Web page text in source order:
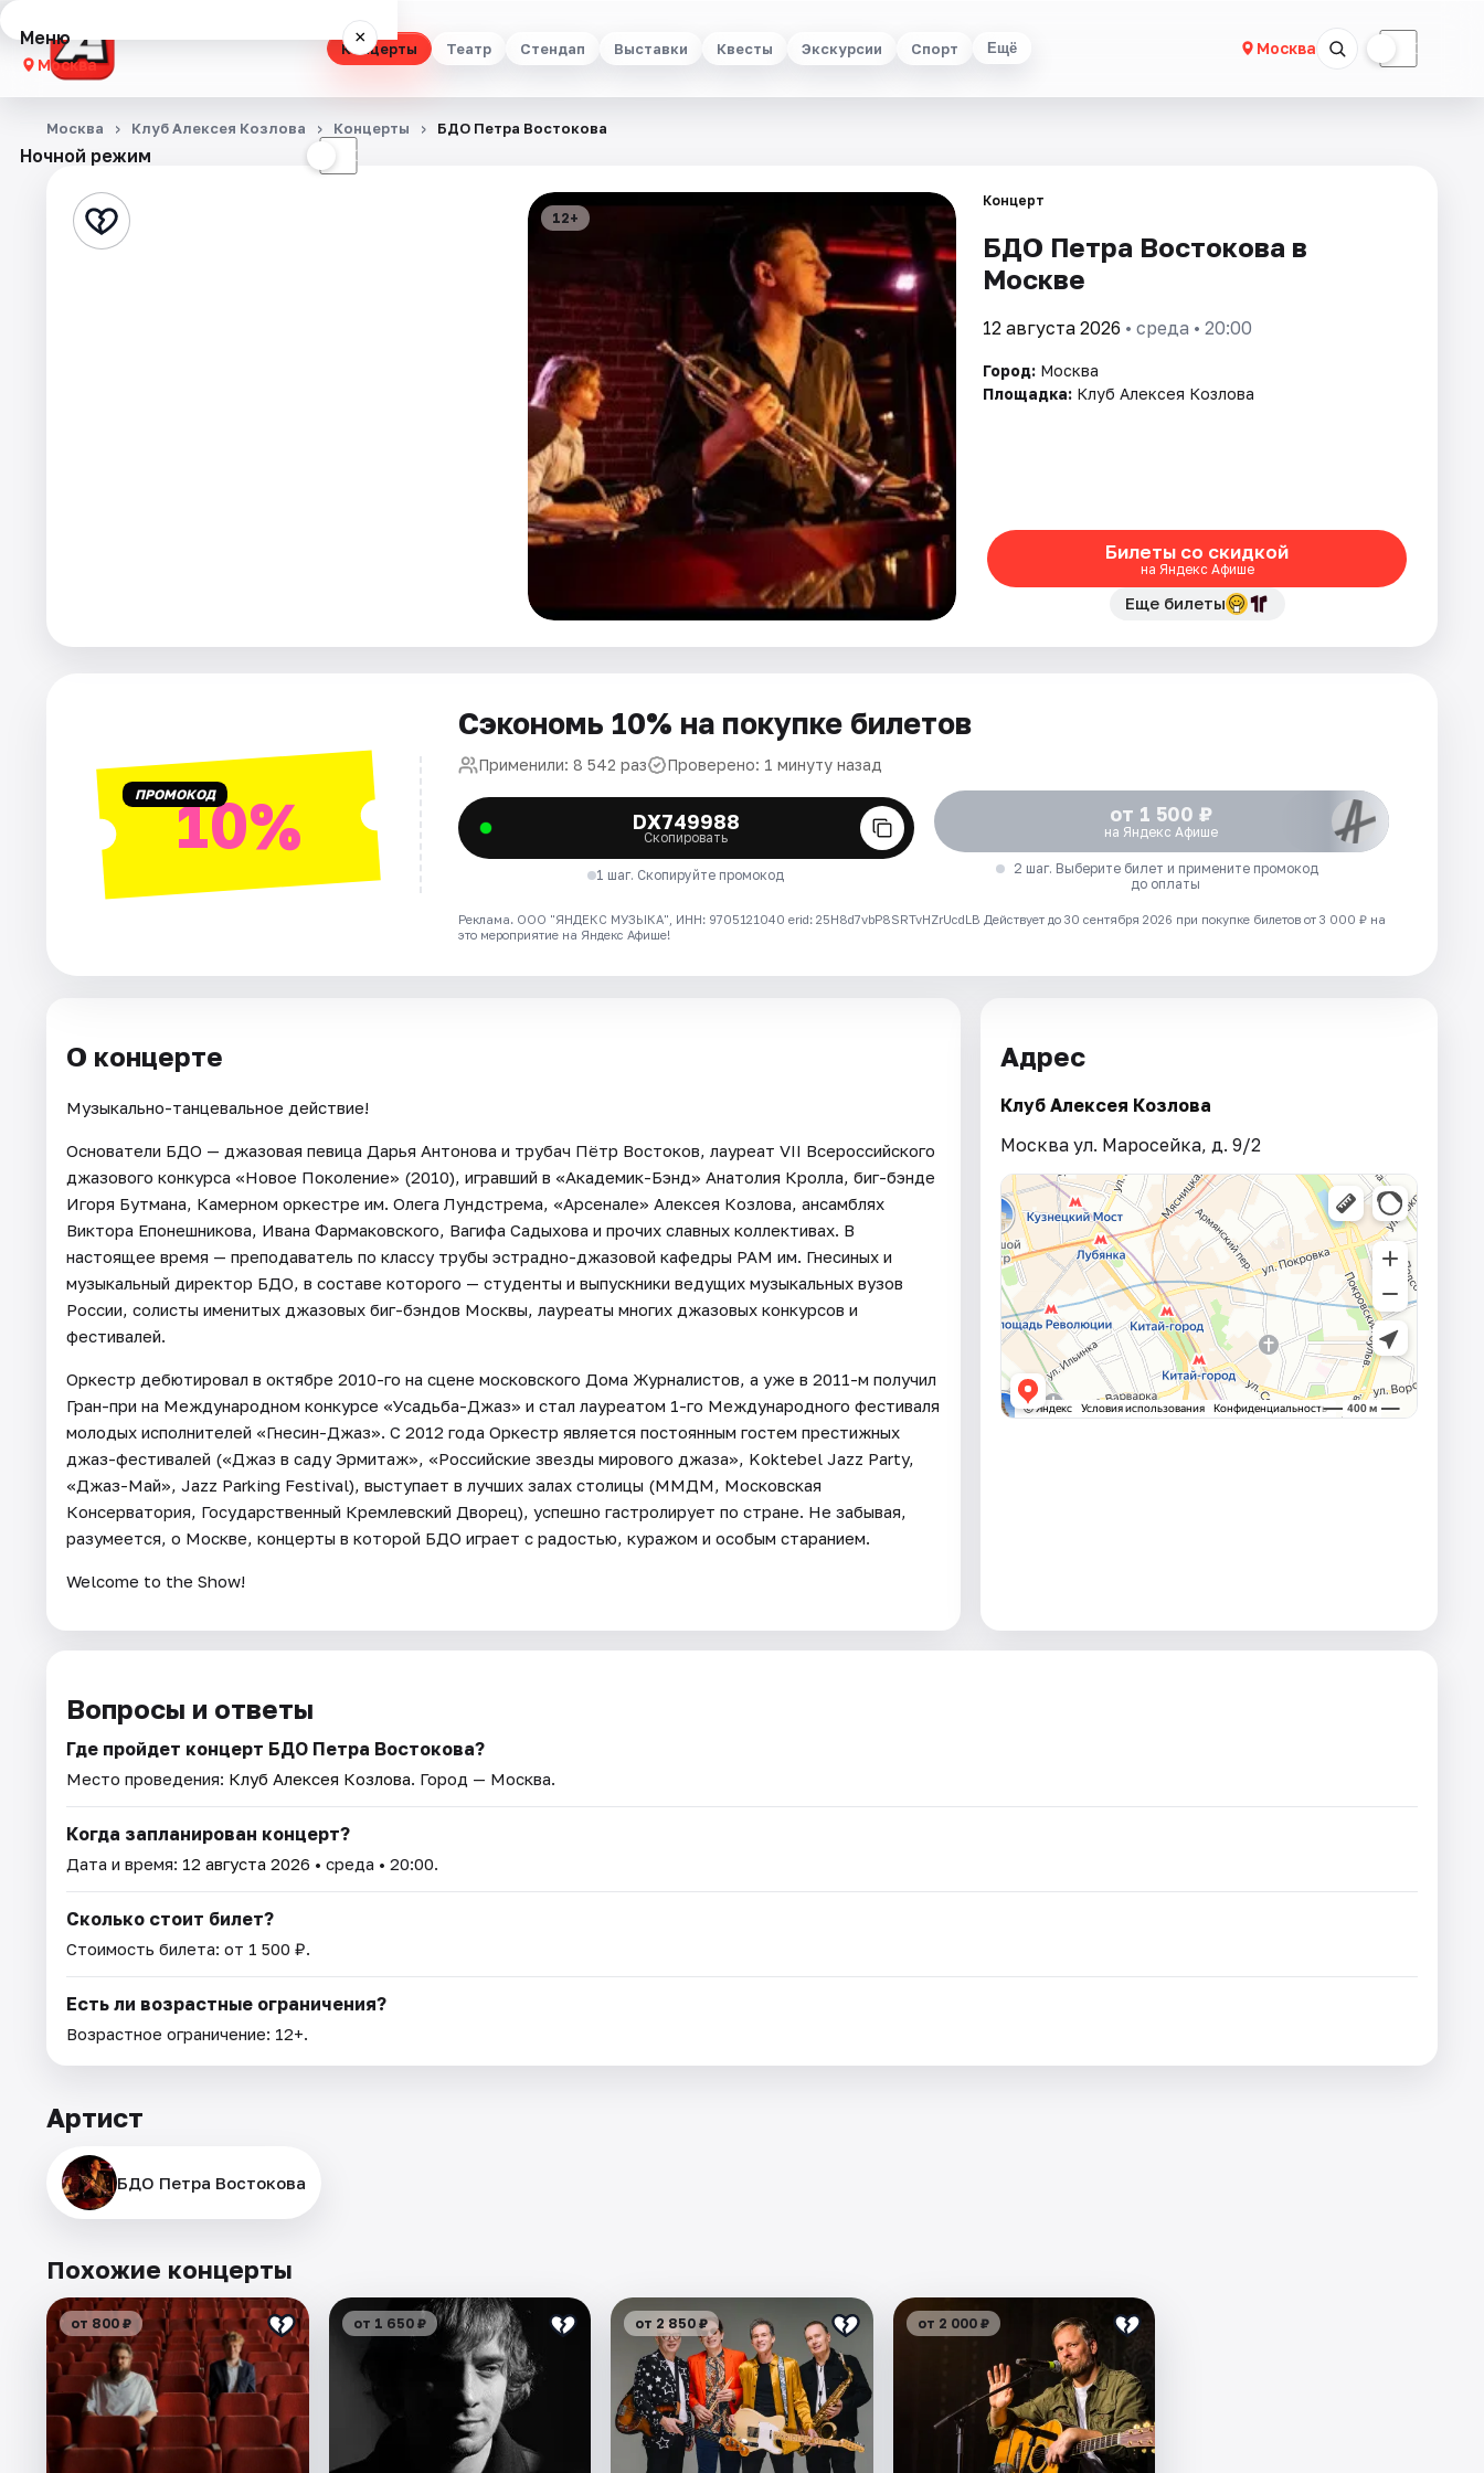
Концерты Театр Стендап Выставки Квесты Экскурсии Спорт Ещё Москва ☾
Меню ×
Москва
Концерты
Стендап
Ночной режим ☾
Москва Клуб Алексея Козлова Концерты БДО Петра Востокова
12+
Концерт
БДО Петра Востокова в
Москве
12 августа 2026 • среда • 20:00
Город: Москва
Площадка: Клуб Алексея Козлова
Билеты со скидкой
на Яндекс Афише
Еще билеты
ПРОМОКОД10%
Сэкономь 10% на покупке билетов
Применили: 8 542 раз Проверено: 1 минуту назад
DX749988
Скопировать
1 шаг. Скопируйте промокод
от 1 500 ₽
на Яндекс Афише
2 шаг. Выберите билет и примените промокод
до оплаты
Реклама. ООО "ЯНДЕКС МУЗЫКА", ИНН: 9705121040 erid: 25H8d7vbP8SRTvHZrUcdLB Действует до 30 сентября 2026 при покупке билетов от 3 000 ₽ на
это мероприятие на Яндекс Афише!
О концерте
Музыкально-танцевальное действие!
Основатели БДО — джазовая певица Дарья Антонова и трубач Пётр Востоков, лауреат VII Всероссийского
джазового конкурса «Новое Поколение» (2010), игравший в «Академик-Бэнд» Анатолия Кролла, биг-бэнде
Игоря Бутмана, Камерном оркестре им. Олега Лундстрема, «Арсенале» Алексея Козлова, ансамблях
Виктора Епонешникова, Ивана Фармаковского, Вагифа Садыхова и прочих славных коллективах. В
настоящее время — преподаватель по классу трубы эстрадно-джазовой кафедры РАМ им. Гнесиных и
музыкальный директор БДО, в составе которого — студенты и выпускники ведущих музыкальных вузов
России, солисты именитых джазовых биг-бэндов Москвы, лауреаты многих джазовых конкурсов и
фестивалей.
Оркестр дебютировал в октябре 2010-го на сцене московского Дома Журналистов, а уже в 2011-м получил
Гран-при на Международном конкурсе «Усадьба-Джаз» и стал лауреатом 1-го Международного фестиваля
молодых исполнителей «Гнесин-Джаз». С 2012 года Оркестр является постоянным гостем престижных
джаз-фестивалей («Джаз в саду Эрмитаж», «Российские звезды мирового джаза», Koktebel Jazz Party,
«Джаз-Май», Jazz Parking Festival), выступает в лучших залах столицы (ММДМ, Московская
Консерватория, Государственный Кремлевский Дворец), успешно гастролирует по стране. Не забывая,
разумеется, о Москве, концерты в которой БДО играет с радостью, куражом и особым старанием.
Welcome to the Show!
Адрес
Клуб Алексея Козлова
Москва ул. Маросейка, д. 9/2
Вопросы и ответы
Где пройдет концерт БДО Петра Востокова?
Место проведения: Клуб Алексея Козлова. Город — Москва.
Когда запланирован концерт?
Дата и время: 12 августа 2026 • среда • 20:00.
Сколько стоит билет?
Стоимость билета: от 1 500 ₽.
Есть ли возрастные ограничения?
Возрастное ограничение: 12+.
Артист
БДО Петра Востокова
Похожие концерты
от 800 ₽ от 1 650 ₽ от 2 850 ₽ от 2 000 ₽